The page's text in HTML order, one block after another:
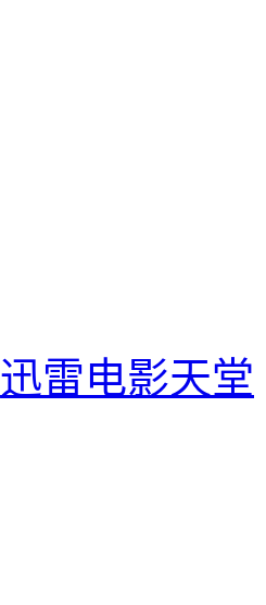
迅雷电影天堂